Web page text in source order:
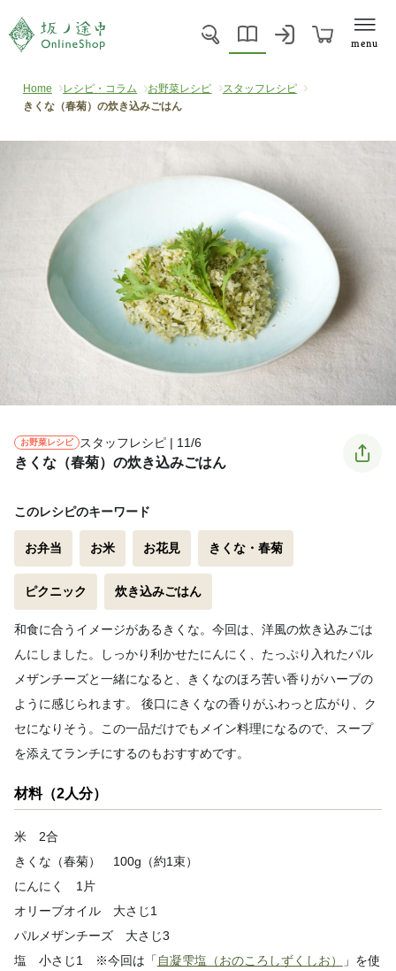
menu
Home レシピ・コラム お野菜レシピ
スタッフレシピ
きくな（春菊）の炊き込みごはん
お野菜レシピ スタッフレシピ | 11/6
きくな（春菊）の炊き込みごはん
このレシピのキーワード
お弁当 お米 お花見 きくな・春菊
ピクニック 炊き込みごはん
和食に合うイメージがあるきくな。今回は、洋風の炊き込みごは
んにしました。しっかり利かせたにんにく、たっぷり入れたパル
メザンチーズと一緒になると、きくなのほろ苦い香りがハーブの
ように感じられます。 後口にきくなの香りがふわっと広がり、ク
セになりそう。この一品だけでもメイン料理になるので、スープ
を添えてランチにするのもおすすめです。
材料（2人分）
米 2合
きくな（春菊） 100g（約1束）
にんにく 1片
オリーブオイル 大さじ1
パルメザンチーズ 大さじ3
塩 小さじ1 ※今回は「 自凝雫塩（おのころしずくしお）
」を使